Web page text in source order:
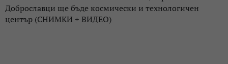
Доброславци ще бъде космически и технологичен
център (СНИМКИ + ВИДЕО)